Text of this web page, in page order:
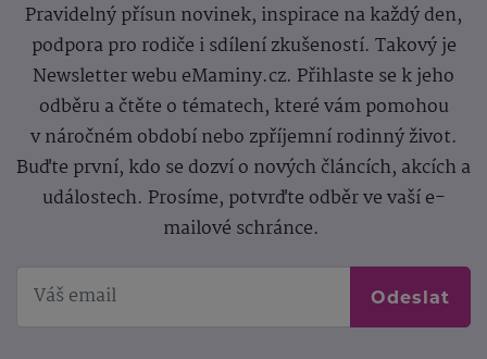
Pravidelný přísun novinek, inspirace na každý den,
podpora pro rodiče i sdílení zkušeností. Takový je
Newsletter webu eMaminy.cz. Přihlaste se k jeho
odběru a čtěte o tématech, které vám pomohou
v náročném období nebo zpříjemní rodinný život.
Buďte první, kdo se dozví o nových článcích, akcích a
událostech. Prosíme, potvrďte odběr ve vaší e-
mailové schránce.
Odeslat